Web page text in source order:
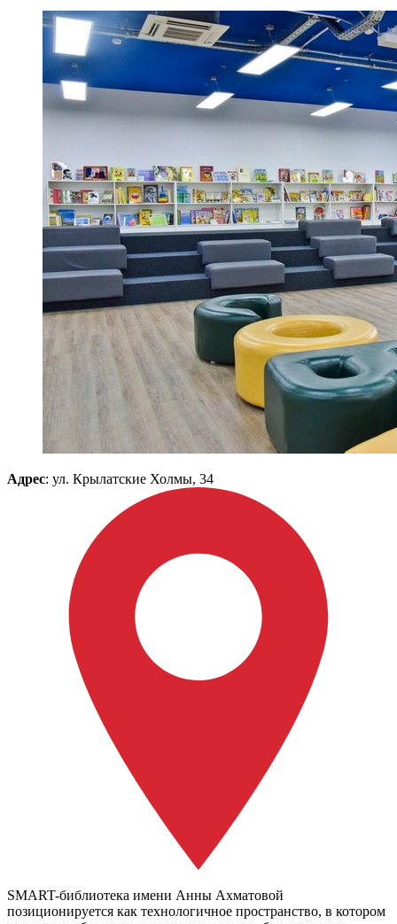
Адрес: ул. Крылатские Холмы, 34
SMART-библиотека имени Анны Ахматовой
позиционируется как технологичное пространство, в котором